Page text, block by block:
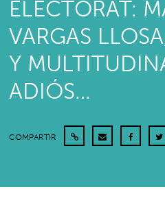
ELECTORAT:
VARGAS
Y
ADIÓS…
COMPARTIR